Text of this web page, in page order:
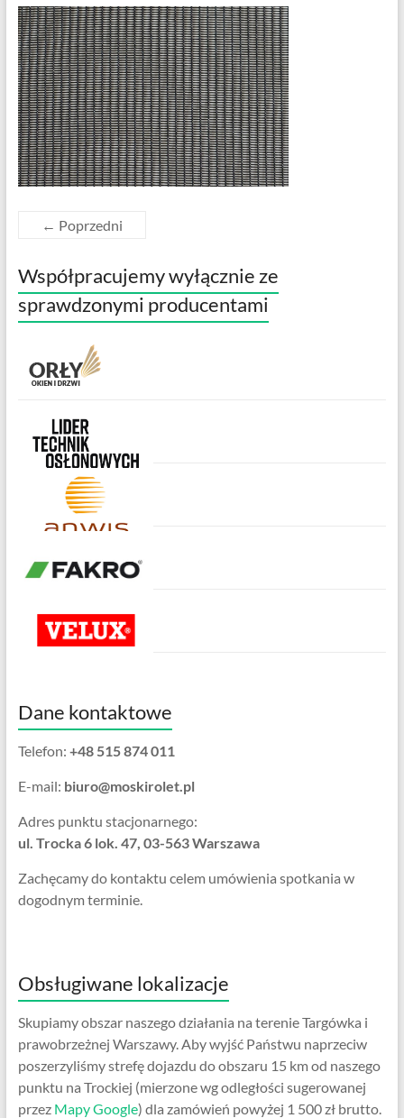
← Poprzedni
Współpracujemy wyłącznie ze
sprawdzonymi producentami
Dane kontaktowe
Telefon: +48 515 874 011
E-mail: biuro@moskirolet.pl
Adres punktu stacjonarnego:
ul. Trocka 6 lok. 47, 03-563 Warszawa
Zachęcamy do kontaktu celem umówienia spotkania w
dogodnym terminie.
Obsługiwane lokalizacje
Skupiamy obszar naszego działania na terenie Targówka i
prawobrzeżnej Warszawy. Aby wyjść Państwu naprzeciw
poszerzyliśmy strefę dojazdu do obszaru 15 km od naszego
punktu na Trockiej (mierzone wg odległości sugerowanej
przez Mapy Google) dla zamówień powyżej 1 500 zł brutto.